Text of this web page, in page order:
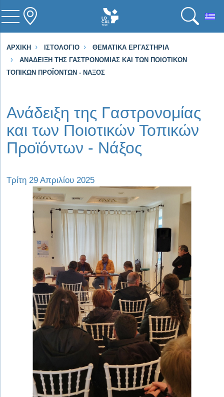
ΑΡΧΙΚΉ ΙΣΤΟΛΌΓΙΟ
ΘΕΜΑΤΙΚΆ ΕΡΓΑΣΤΉΡΙΑ
ΑΝΆΔΕΙΞΗ ΤΗΣ ΓΑΣΤΡΟΝΟΜΊΑΣ ΚΑΙ ΤΩΝ ΠΟΙΟΤΙΚΏΝ
ΤΟΠΙΚΏΝ ΠΡΟΪΌΝΤΩΝ - ΝΆΞΟΣ
Ανάδειξη της Γαστρονομίας
και των Ποιοτικών Τοπικών
Προϊόντων - Νάξος
Τρίτη 29 Απριλίου 2025